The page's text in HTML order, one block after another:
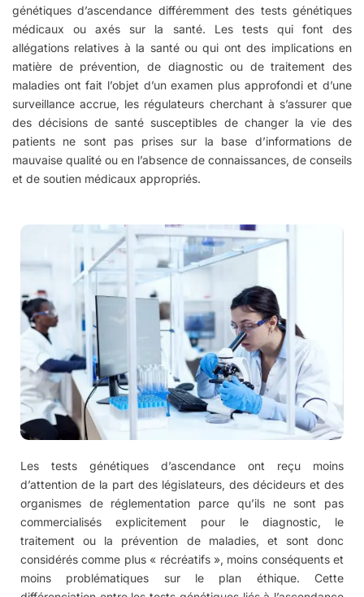
génétiques d’ascendance différemment des tests génétiques
médicaux ou axés sur la santé. Les tests qui font des
allégations relatives à la santé ou qui ont des implications en
matière de prévention, de diagnostic ou de traitement des
maladies ont fait l’objet d’un examen plus approfondi et d’une
surveillance accrue, les régulateurs cherchant à s’assurer que
des décisions de santé susceptibles de changer la vie des
patients ne sont pas prises sur la base d’informations de
mauvaise qualité ou en l’absence de connaissances, de conseils
et de soutien médicaux appropriés.
Les tests génétiques d’ascendance ont reçu moins
d’attention de la part des législateurs, des décideurs et des
organismes de réglementation parce qu’ils ne sont pas
commercialisés explicitement pour le diagnostic, le
traitement ou la prévention de maladies, et sont donc
considérés comme plus « récréatifs », moins conséquents et
moins problématiques sur le plan éthique. Cette